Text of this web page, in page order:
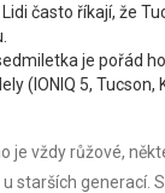
často říkají, že
je pořád
(IONIQ 5,
je vždy růžové,
starších generací.